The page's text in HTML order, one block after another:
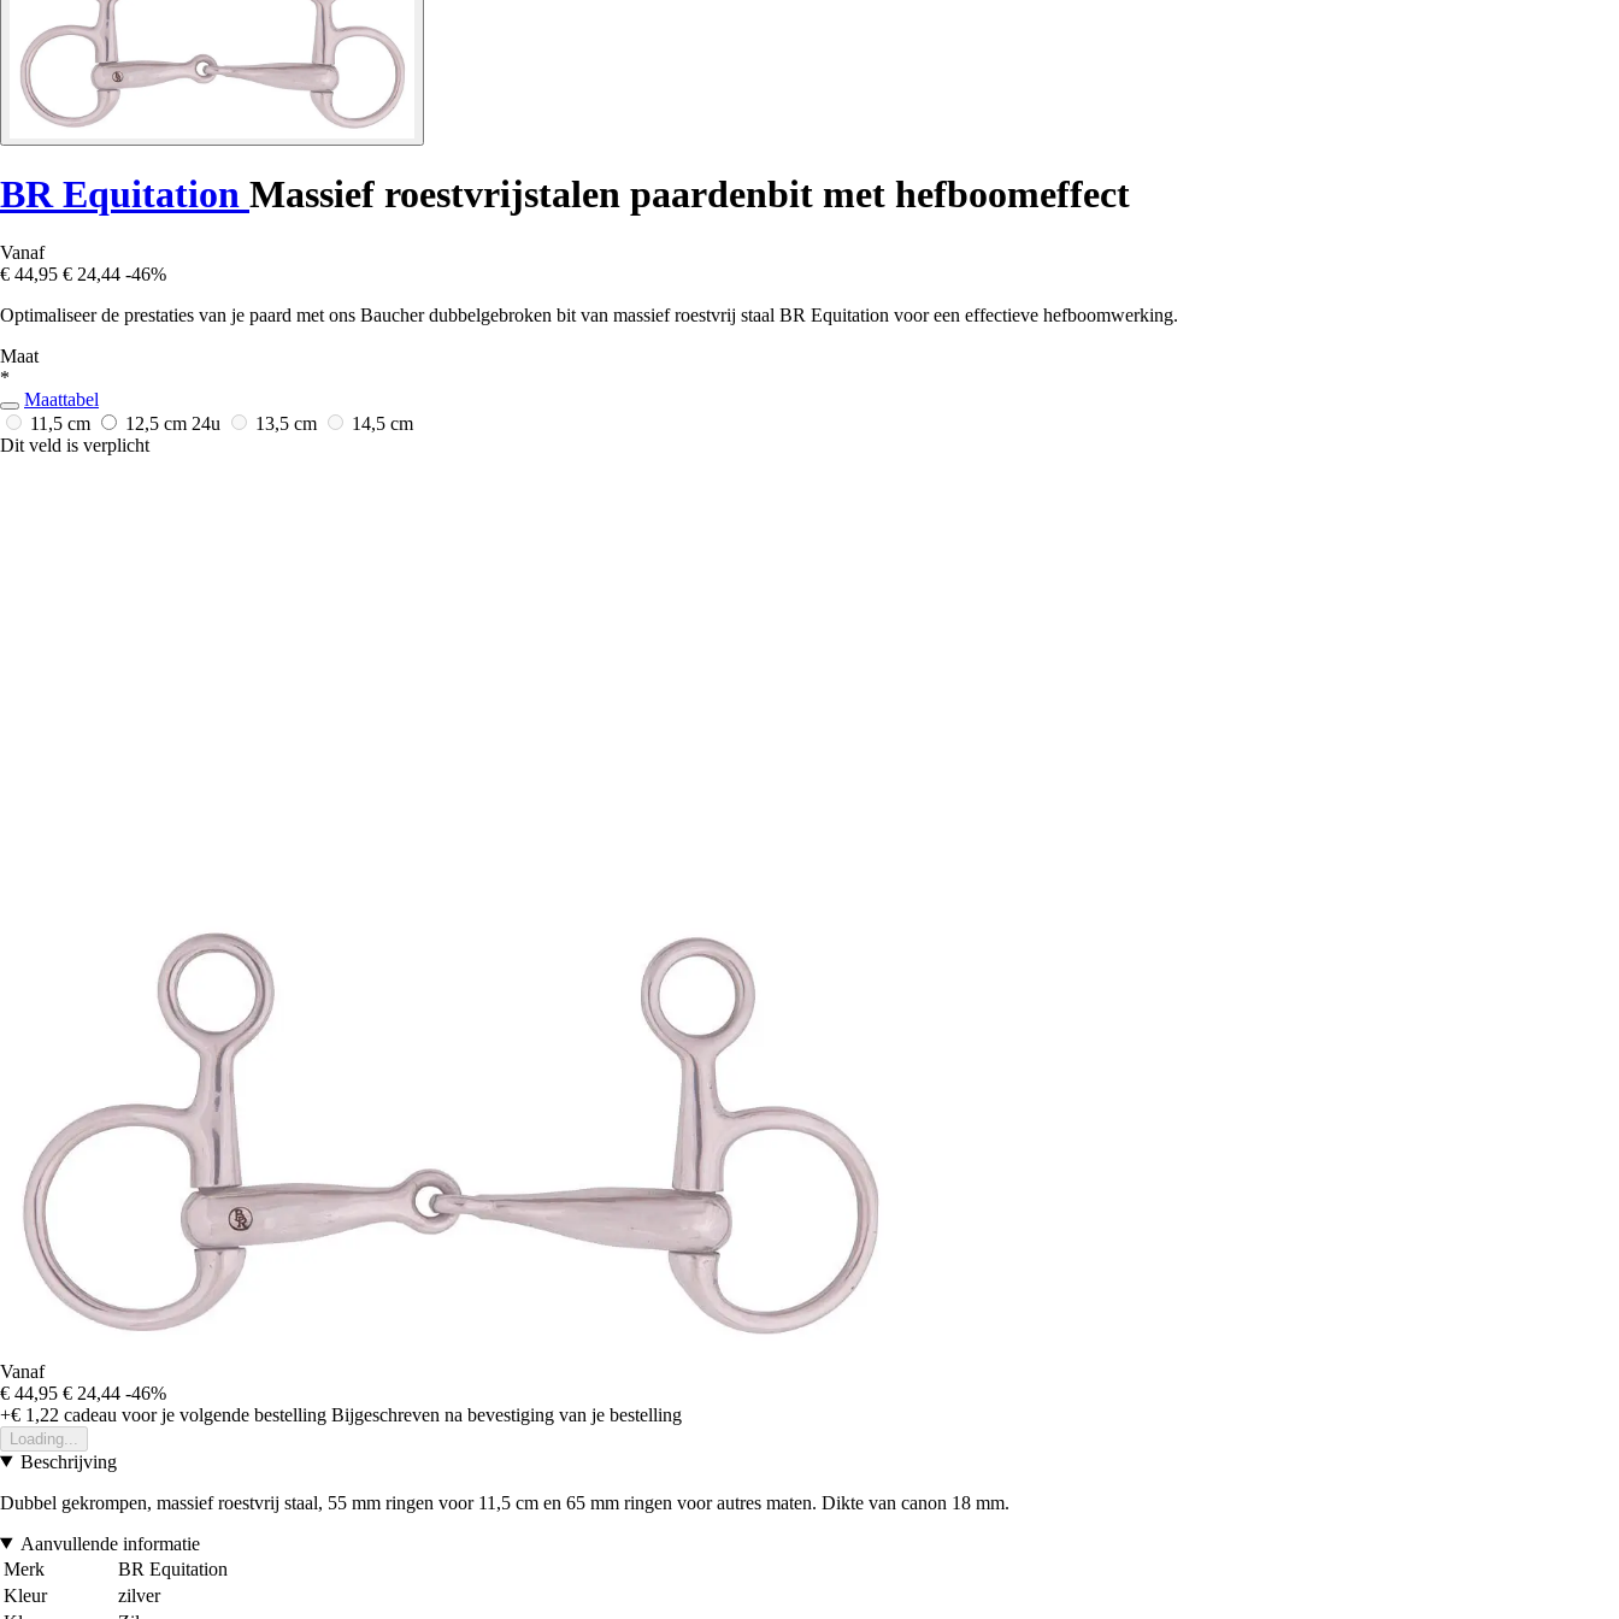
BR Equitation Massief roestvrijstalen paardenbit met hefboomeffect
Vanaf
€ 44,95 € 24,44 -46%
Optimaliseer de prestaties van je paard met ons Baucher dubbelgebroken bit van massief roestvrij staal BR Equitation voor een effectieve hefboomwerking.
Maat
*
Maattabel
11,5 cm
12,5 cm 24u 13,5 cm
14,5 cm
Dit veld is verplicht
Vanaf
€ 44,95 € 24,44 -46%
+€ 1,22 cadeau voor je volgende bestelling Bijgeschreven na bevestiging van je bestelling
Loading...
Beschrijving
Dubbel gekrompen, massief roestvrij staal, 55 mm ringen voor 11,5 cm en 65 mm ringen voor autres maten. Dikte van canon 18 mm.
Aanvullende informatie
Merk
BR Equitation
Kleur
zilver